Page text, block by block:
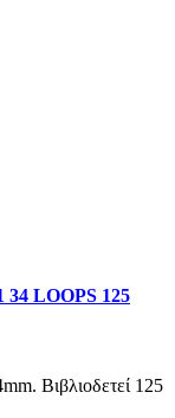
LOOPS 125
Βιβλιοδετεί 125